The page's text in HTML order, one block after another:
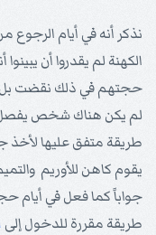
نذكر أنه في أيام
الكهنة لم يقدروا أن
حجتهم في ذلك نقضت بل
لم يكن هناك شخص يفصل
طريقة متفق عليها
يقوم كاهن للأوريم
طريقة مقررة للدخول إلى